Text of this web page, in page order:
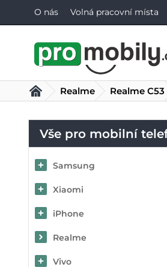
O nás Volná pracovní místa
Vše pro mobilní
Samsung
Xiaomi
iPhone
Realme
Vivo
Realme Realme C53